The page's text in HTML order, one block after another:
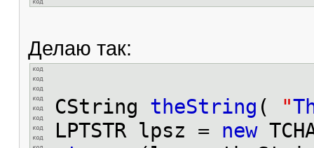
Делаю так:
CString theString ( "
LPTSTR lpsz = new